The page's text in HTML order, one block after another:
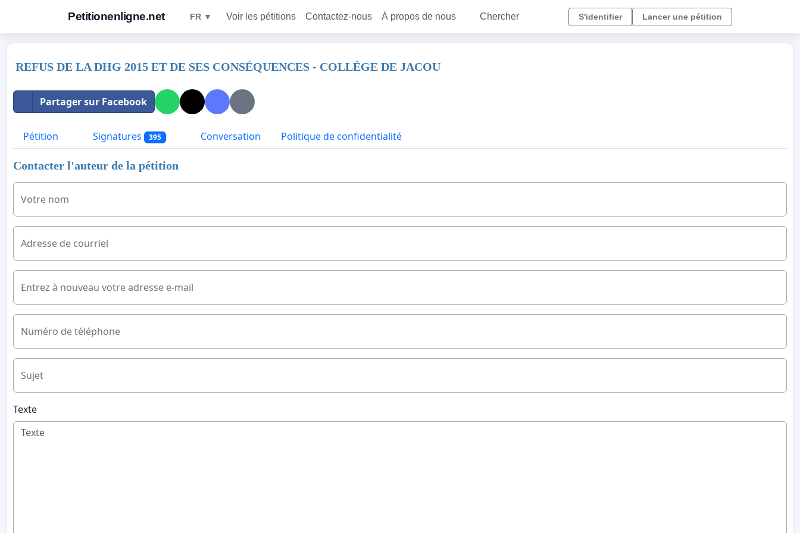
Petitionenligne.net FR ▼ Voir les pétitions Contactez-nous À propos de nous Chercher S'identifier Lancer une pétition
REFUS DE LA DHG 2015 ET DE SES CONSÉQUENCES - COLLÈGE DE JACOU
Partager sur Facebook
Pétition Signatures 395 Conversation Politique de confidentialité
Contacter l'auteur de la pétition
Votre nom
Adresse de courriel
Entrez à nouveau votre adresse e-mail
Numéro de téléphone
Sujet
Texte